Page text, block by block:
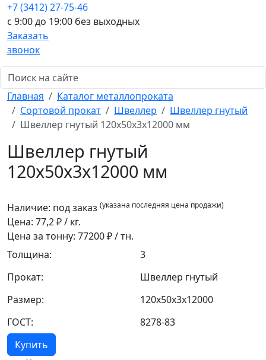
+7 (3412) 27-75-46
c 9:00 до 19:00 без выходных
Заказать
звонок
Главная
Каталог металлопроката
Сортовой прокат
Швеллер
Швеллер гнутый
Швеллер гнутый 120x50x3x12000 мм
Швеллер гнутый
120x50x3x12000 мм
Наличие: под заказ (указана последняя цена продажи)
Цена: 77,2₽ / кг.
Цена за тонну: 77200₽ / тн.
Толщина:
3
Прокат:
Швеллер гнутый
Размер:
120x50x3x12000
ГОСТ:
8278-83
Купить